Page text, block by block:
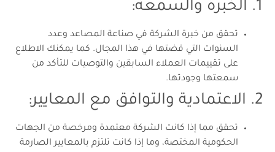
1. الخبرة والسمعة:
تحقق من خبرة الشركة في صناعة المصاعد وعدد
السنوات التي قضتها في هذا المجال. كما يمكنك الاطلاع
على تقييمات العملاء السابقين والتوصيات للتأكد من
سمعتها وجودتها.
2. الاعتمادية والتوافق مع المعايير:
تحقق مما إذا كانت الشركة معتمدة ومرخصة من الجهات
الحكومية المختصة، وما إذا كانت تلتزم بالمعايير الصارمة